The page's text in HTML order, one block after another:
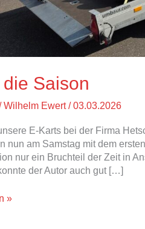
die Saison
Wilhelm Ewert/03.03.2026
E-Karts bei der Firma
nun am Samstag mit dem
nur ein Bruchteil der Zeit in
der Autor auch gut […]
»